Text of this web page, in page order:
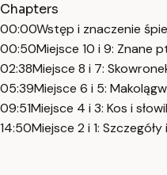
Chapters
00:00Wstęp i znaczenie
00:50Miejsce 10 i 9: Znane
02:38Miejsce 8 i 7:
05:39Miejsce 6 i 5:
09:51Miejsce 4 i 3: Kos i
14:50Miejsce 2 i 1: